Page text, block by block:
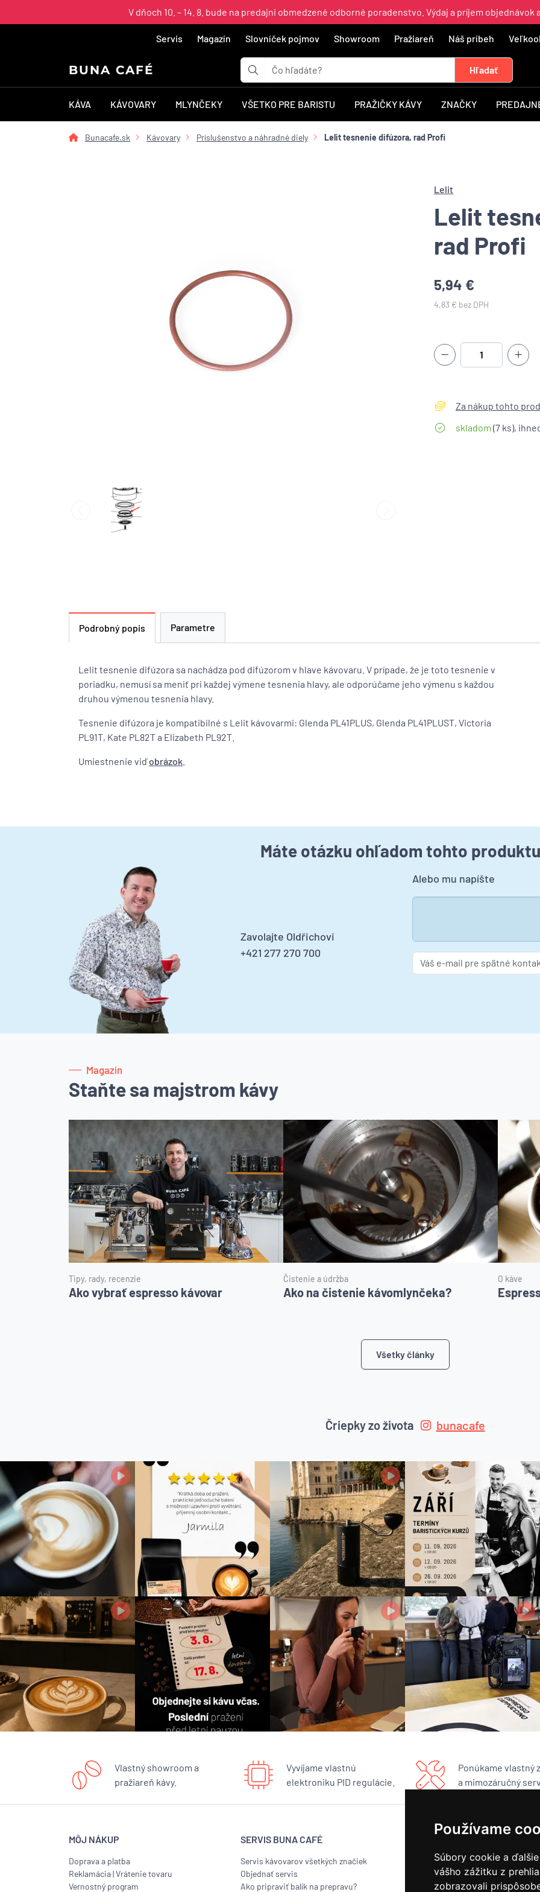
Používame
Súbory cookie a
vášho zážitku z
zobrazovali
V dňoch 10. – 14. 8. bude na predajni obmedzené odborné poradenstvo. Výdaj a príjem
Servis Magazín Slovníček pojmov Showroom Pražiareň Náš príbeh
BUNA CAFÉ
KÁVA KÁVOVARY MLYNČEKY VŠETKO PRE BARISTU PRAŽIČKY KÁVY ZNAČKY
Bunacafe.sk Kávovary Príslušenstvo a náhradné diely Lelit tesnenie difúzora, rad Profi
Lelit
Lelit
rad Profi
5,94 €
4,83 € bez DPH
Za nákup tohto
skladom (7 ks),
Podrobný popis Parametre
Lelit tesnenie difúzora sa nachádza pod difúzorom v hlave kávovaru. V prípade, že je toto tesnenie v
poriadku, nemusí sa meniť pri každej výmene tesnenia hlavy, ale odporúčame jeho výmenu s každou
druhou výmenou tesnenia hlavy.
Tesnenie difúzora je kompatibilné s Lelit kávovarmi: Glenda PL41PLUS, Glenda PL41PLUST, Victoria
PL91T, Kate PL82T a Elizabeth PL92T.
Umiestnenie viďobrázok
Máte otázku ohľadom tohto
Zavolajte Oldřichovi
+421 277 270 700
Alebo mu napíšte
Magazín
Staňte sa majstrom kávy
Tipy, rady, recenzie
Ako vybrať espresso kávovar
Čistenie a údržba
Ako na čistenie kávomlynčeka?
O káve
Všetky články
Čriepky zo života bunacafe
Vlastný showroom a
pražiareň kávy.
Vyvíjame vlastnú
elektroniku PID regulácie.
Ponúkame vlastný
a mimozáručný
MÔJ NÁKUP
Doprava a platba
Reklamácia|Vrátenie tovaru
Vernostný program
SERVIS BUNA CAFÉ
Servis kávovarov všetkých značiek
Objednať servis
Ako pripraviť balík na prepravu?
Showroom
Pražiareň
Náš príbeh